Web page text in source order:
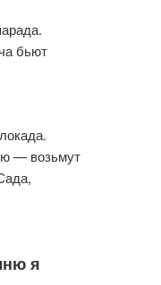
бьют
— возьмут
я